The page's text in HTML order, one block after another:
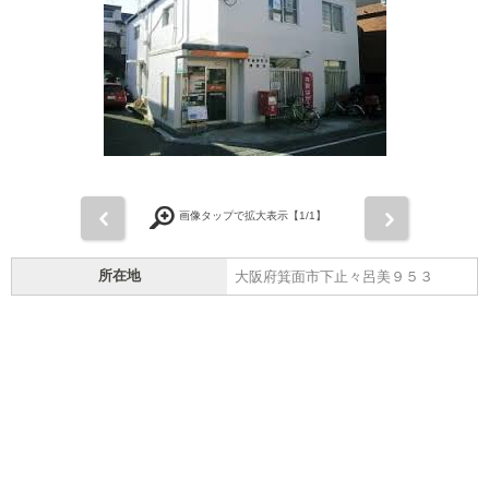
画像タップで拡大表示【1/1】
所在地 大阪府箕面市下止々呂美９５３